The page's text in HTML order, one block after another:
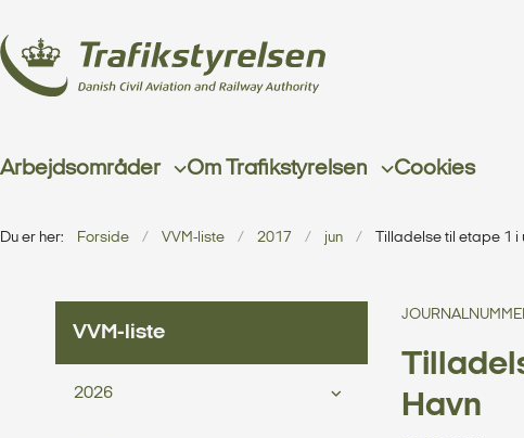
Arbejdsområder Om Trafikstyrelsen Cookies
Du er her: Forside VVM-liste 2017 jun Tilladelse til etape 1 i
VVM-liste
2026
Havn